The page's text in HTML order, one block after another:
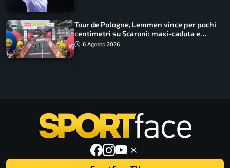
Tour de Pologne, Lemmen vince per pochi
centimetri su Scaroni: maxi-caduta e
tappa accorciata
6 Agosto 2026